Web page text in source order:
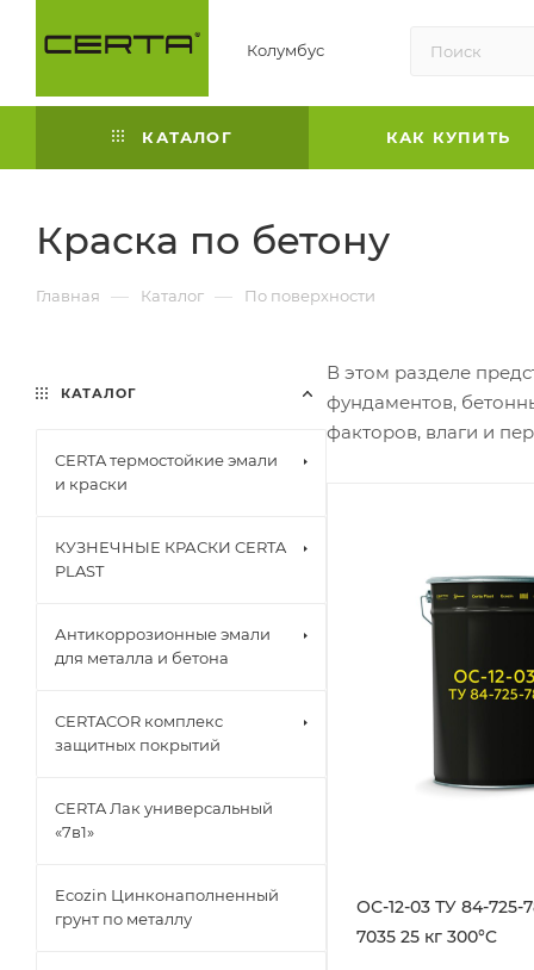
Колумбус
КАТАЛОГ КАК КУПИТЬ
Краска по бетону
Главная — Каталог — По поверхности
В этом разделе
фундаментов,
факторов, влаги и
ОС-12-03 ТУ 84-725-
7035 25 кг 300°C
КАТАЛОГ
CERTA термостойкие эмали
и краски
КУЗНЕЧНЫЕ КРАСКИ CERTA
PLAST
Антикоррозионные эмали
для металла и бетона
CERTACOR комплекс
защитных покрытий
CERTA Лак универсальный
«7в1»
Ecozin Цинконаполненный
грунт по металлу